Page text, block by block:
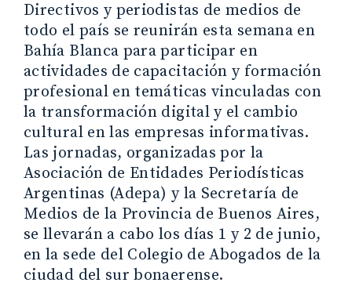
Directivos y periodistas de medios de
todo el país se reunirán esta semana en
Bahía Blanca para participar en
actividades de capacitación y formación
profesional en temáticas vinculadas con
la transformación digital y el cambio
cultural en las empresas informativas.
Las jornadas, organizadas por la
Asociación de Entidades Periodísticas
Argentinas (Adepa) y la Secretaría de
Medios de la Provincia de Buenos Aires,
se llevarán a cabo los días 1 y 2 de junio,
en la sede del Colegio de Abogados de la
ciudad del sur bonaerense.